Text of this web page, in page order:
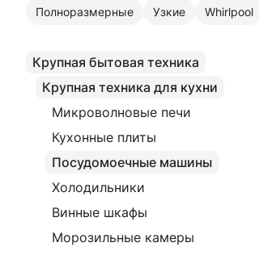
Полноразмерные Узкие Whirlpool
Крупная бытовая техника
Крупная техника для кухни
Микроволновые печи
Кухонные плиты
Посудомоечные машины
Холодильники
Винные шкафы
Морозильные камеры